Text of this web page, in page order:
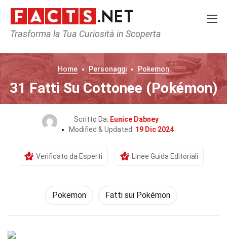
Trasforma la Tua Curiosità in Scoperta
Home Personaggi Pokemon
31 Fatti Su Cottonee (Pokémon)
Scritto Da: Eunice Dabney
Modified & Updated: 19 Dic 2024
Verificato da Esperti Linee Guida Editoriali
Pokemon Fatti sui Pokémon